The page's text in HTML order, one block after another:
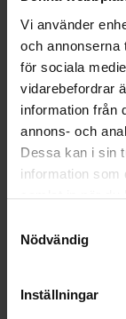
Vi använder
och annonserna
för sociala
vidarebefordrar
information från
annons- och
Dessa kan i sin
information som
Nödvändig
Inställningar
Nyheter
ALLA
LANDSKRONA
NYA UPPDRAG